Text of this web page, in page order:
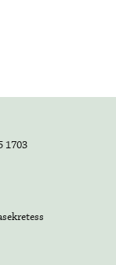
1703